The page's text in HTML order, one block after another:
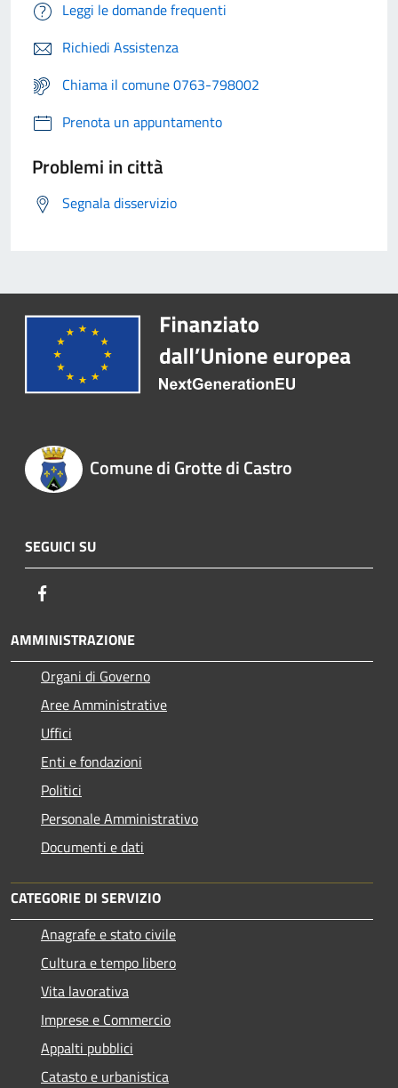
Leggi le domande frequenti
Richiedi Assistenza
Chiama il comune 0763-798002
Prenota un appuntamento
Problemi in città
Segnala disservizio
Comune di Grotte di Castro
SEGUICI SU
AMMINISTRAZIONE
Organi di Governo
Aree Amministrative
Uffici
Enti e fondazioni
Politici
Personale Amministrativo
Documenti e dati
CATEGORIE DI SERVIZIO
Anagrafe e stato civile
Cultura e tempo libero
Vita lavorativa
Imprese e Commercio
Appalti pubblici
Catasto e urbanistica